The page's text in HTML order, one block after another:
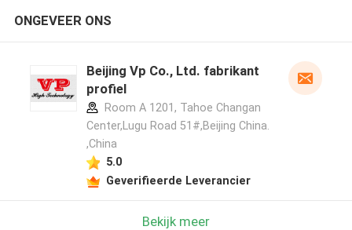
ONGEVEER ONS
Beijing Vp Co., Ltd. fabrikant
profiel
Room A 1201, Tahoe Changan
Center,Lugu Road 51#,Beijing China.
,China
5.0
Geverifieerde Leverancier
Bekijk meer